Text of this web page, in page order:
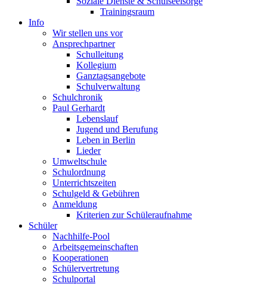
Trainingsraum
Info
Wir stellen uns vor
Ansprechpartner
Schulleitung
Kollegium
Ganztagsangebote
Schulverwaltung
Schulchronik
Paul Gerhardt
Lebenslauf
Jugend und Berufung
Leben in Berlin
Lieder
Umweltschule
Schulordnung
Unterrichtszeiten
Schulgeld & Gebühren
Anmeldung
Kriterien zur Schüleraufnahme
Schüler
Nachhilfe-Pool
Arbeitsgemeinschaften
Kooperationen
Schülervertretung
Schulportal